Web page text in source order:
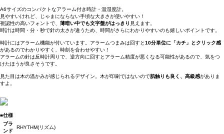
A6サイズのコンパクトなアラーム付き時計・温湿度計。
見やすいけれど、じゃまにならない手頃な大きさが使いやすい！
視認性の高いフォントで、 薄暗い中でも文字盤がはっきり 見えます。
時計は時間・分・秒で針の太さが違うため、時間がさらにわかりやすいのも嬉しいポイントです。
時計にはアラーム機能が付いています。アラームつまみは回すと10分単位に「カチ」とクリック感
があるのでわかりやすく、時刻を合わせやすい！
アラームの針は反時計周りで、逆方向に回すとアラーム精度が悪くなる可能性があるので、気をつ
けたほうが良さそうです。
見た目は木の温かみが感じられるデザイン。木が印刷ではないので肌触りも良く、高級感がありま
すよ。
■仕様
ブラ
ンド
RHYTHM(リズム)